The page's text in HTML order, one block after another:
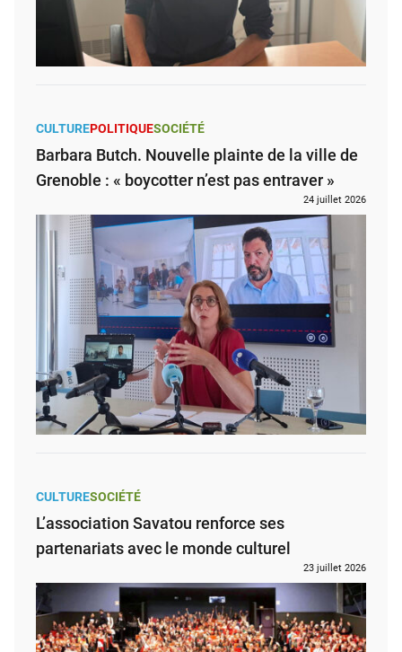
CULTUREPOLITIQUESOCIÉTÉ
Barbara Butch. Nouvelle plainte de la ville de
Grenoble : « boycotter n’est pas entraver »
24 juillet 2026
CULTURESOCIÉTÉ
L’association Savatou renforce ses
partenariats avec le monde culturel
23 juillet 2026